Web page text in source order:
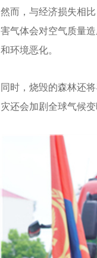
然而，与经济损失相
害气体会对空气质量
和环境恶化。
同时，烧毁的森林还
灾还会加剧全球气候